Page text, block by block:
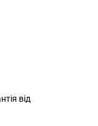
від